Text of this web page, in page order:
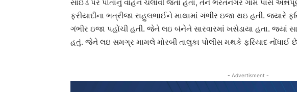
સાઈડ પર પોતાનું વાહન ચલાવી જતા હતા, તેને ભરતનગર ગામ પાસે
ફરીયાદીના ભત્રીજા રાહુલભાઈને માથામાં ગંભીર ઇજા થઇ હતી. જયારે
ગંભીર ઇજા પહોંચી હતી. જેને લઇ બંનેને સારવારમાં ખસેડાયા હતા. જ્યાં
હતું. જેને લઇ સમગ્ર મામલે મોરબી તાલુકા પોલીસ મથકે ફરિયાદ નોંધાઈ
- Advertisment -